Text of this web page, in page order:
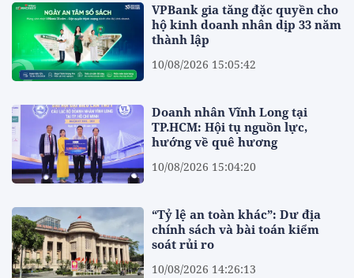
VPBank gia tăng đặc quyền cho
hộ kinh doanh nhân dịp 33 năm
thành lập
10/08/2026 15:05:42
Doanh nhân Vĩnh Long tại
TP.HCM: Hội tụ nguồn lực,
hướng về quê hương
10/08/2026 15:04:20
“Tỷ lệ an toàn khác”: Dư địa
chính sách và bài toán kiểm
soát rủi ro
10/08/2026 14:26:13